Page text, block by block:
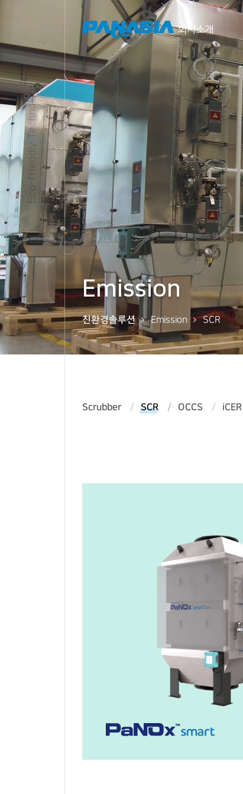
본문 바로가기
회사소개
파나시아 소개
개요
CEO 인사말
CI 소개
사업장
Eco-friendly Technology
Emission
친환경솔루션 Emission SCR
Scrubber SCR OCCS iCER